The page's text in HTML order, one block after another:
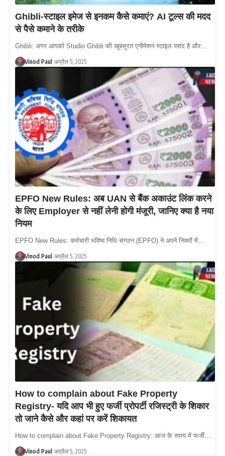
Ghibli-स्टाइल इमेज से इनकम कैसे कमाएं? AI टूल्स की मदद
से पैसे कमाने के तरीके
Ghibli: अगर आपको Studio Ghibli की खूबसूरत एनीमेशन स्टाइल पसंद है और…
Vinod Paul अप्रैल 5, 2025
EPFO New Rules: अब UAN से बैंक अकाउंट लिंक करने
के लिए Employer से नहीं लेनी होगी मंजूरी, जानिए क्या है नया
नियम
EPFO New Rules: कर्मचारी भविष्य निधि संगठन (EPFO) ने अपने नियमों में…
Vinod Paul अप्रैल 5, 2025
How to complain about Fake Property
Registry- यदि आप भी हुए फर्जी प्रोपर्टी रजिस्ट्री के शिकार
तो जाने कैसे और कहां पर करें शिकायत
How to complain about Fake Property Registry: आज के समय में फर्जी…
Vinod Paul अप्रैल 5, 2025